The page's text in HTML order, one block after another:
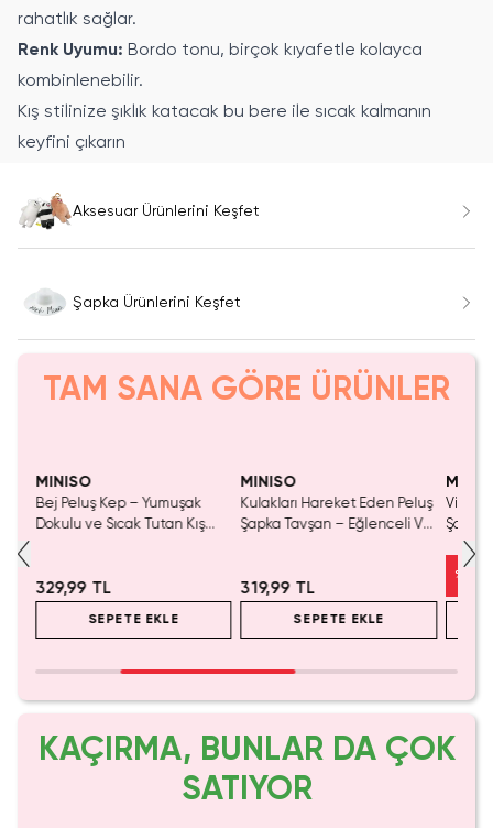
rahatlık sağlar.
Renk Uyumu: Bordo tonu, birçok kıyafetle kolayca
kombinlenebilir.
Kış stilinize şıklık katacak bu bere ile sıcak kalmanın
keyfini çıkarın
Aksesuar Ürünlerini Keşfet
Şapka Ürünlerini Keşfet
TAM SANA GÖRE ÜRÜNLER
MINISO
Bej Peluş Kep – Yumuşak
Dokulu ve Sıcak Tutan Kış
329,99 TL
SEPETE EKLE
MINISO
Kulakları Hareket Eden Peluş
Şapka Tavşan – Eğlenceli Ve
319,99 TL
SEPETE EKLE
Vizon
Şapka
Tutan
%
KAÇIRMA, BUNLAR DA ÇOK
SATIYOR